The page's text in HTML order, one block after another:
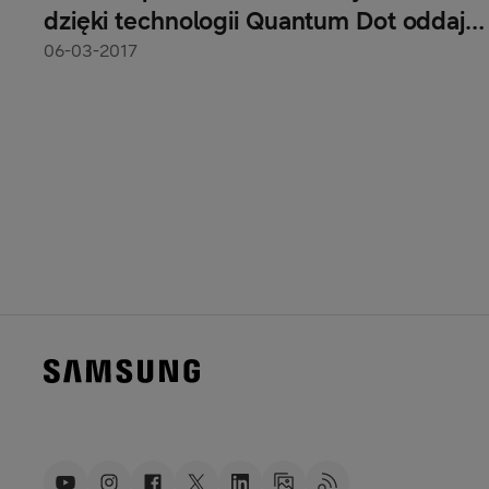
dzięki technologii Quantum Dot oddają
pełne natężenie kolorów
06-03-2017